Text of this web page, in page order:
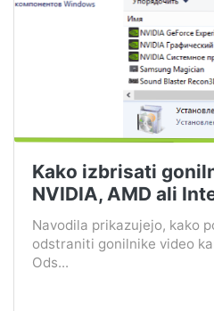
Kako izbrisati
NVIDIA, AMD ali
Navodila prikazujejo, kako
odstraniti gonilnike video
Ods...